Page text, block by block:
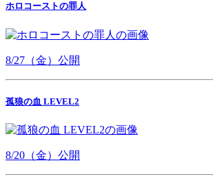
ホロコーストの罪人
8/27（金）公開
孤狼の血 LEVEL2
8/20（金）公開